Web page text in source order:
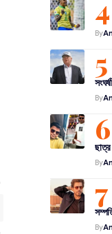
By
By
By
By